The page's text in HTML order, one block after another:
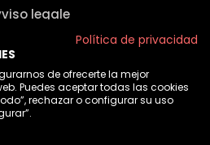
legale
e Condizioni
sui cookie
Siamo
Política de privacidad
de ofrecerte la mejor
Puedes aceptar todas las cookies
rechazar o configurar su uso